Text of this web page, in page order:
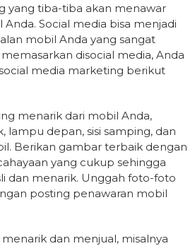
yang tiba-tiba akan menawar
Social media bisa menjadi
mobil Anda yang sangat
disocial media, Anda
media marketing berikut
menarik dari mobil Anda,
lampu depan, sisi samping, dan
Berikan gambar terbaik dengan
yang cukup sehingga
dan menarik. Unggah foto-foto
posting penawaran mobil
dan menjual, misalnya